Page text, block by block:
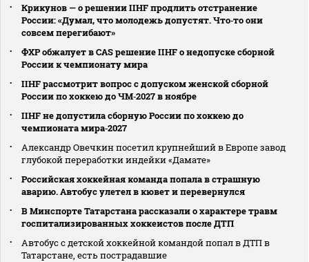
Крикунов — о решении IIHF продлить отстранение
России: «Думал, что молодежь допустят. Что‑то они
совсем перегибают»
ФХР обжалует в CAS решение IIHF о недопуске сборной
России к чемпионату мира
IIHF рассмотрит вопрос с допуском женской сборной
России по хоккею до ЧМ‑2027 в ноябре
IIHF не допустила сборную России по хоккею до
чемпионата мира‑2027
Александр Овечкин посетил крупнейший в Европе завод
глубокой переработки индейки «Дамате»
Российская хоккейная команда попала в страшную
аварию. Автобус улетел в кювет и перевернулся
В Минспорте Татарстана рассказали о характере травм
госпитализированных хоккеистов после ДТП
Автобус с детской хоккейной командой попал в ДТП в
Татарстане, есть пострадавшие